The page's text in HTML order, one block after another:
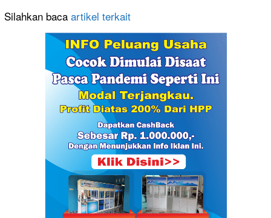
Silahkan baca artikel terkait